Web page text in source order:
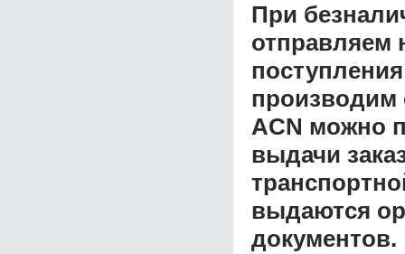
При
отправляем
производим
AСN можно
выдачи
выдаются
документов.